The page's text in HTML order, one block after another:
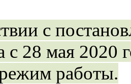
с
с 28 мая 2020
работы.